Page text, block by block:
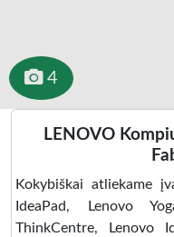
4
LENOVO
Kokybiškai atliekame
IdeaPad, Lenovo
ThinkCentre, Lenovo